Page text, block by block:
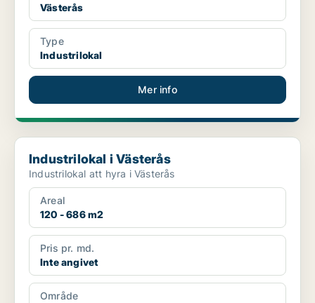
Västerås
Type
Industrilokal
Mer info
Industrilokal i Västerås
Industrilokal i Västerås
Industrilokal att hyra i Västerås
Areal
120 - 686 m2
Pris pr. md.
Inte angivet
Område